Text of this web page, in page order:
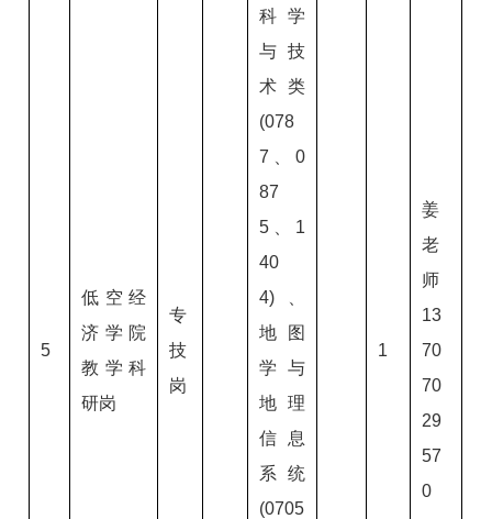
5
低空经
济学院
教学科
研岗
专
技
岗
科学
与技
术类
(078
7、0
87
5、1
40
4)、
地图
学与
地理
信息
系统
(0705
1
姜
老
师
13
70
70
29
57
0